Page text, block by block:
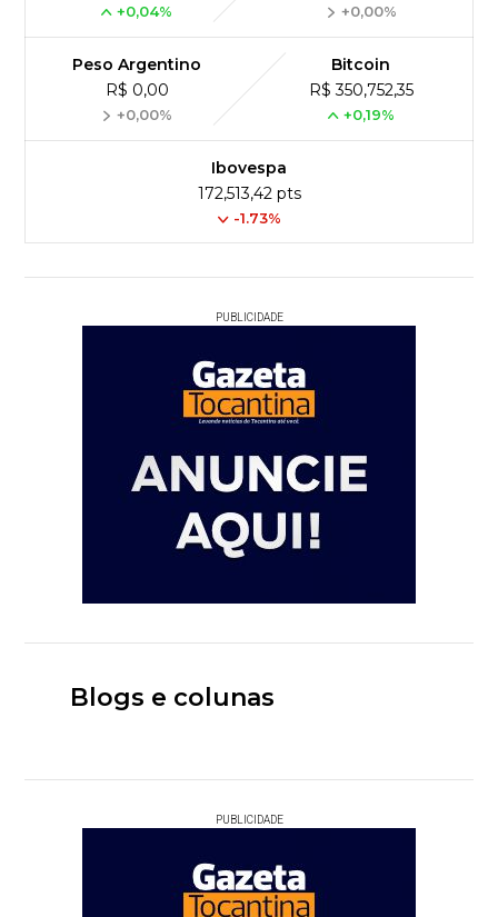
+0,04% +0,00%
Peso Argentino
R$ 0,00
+0,00%
Bitcoin
R$ 350,752,35
+0,19%
Ibovespa
172,513,42 pts
-1.73%
PUBLICIDADE
Blogs e colunas
PUBLICIDADE